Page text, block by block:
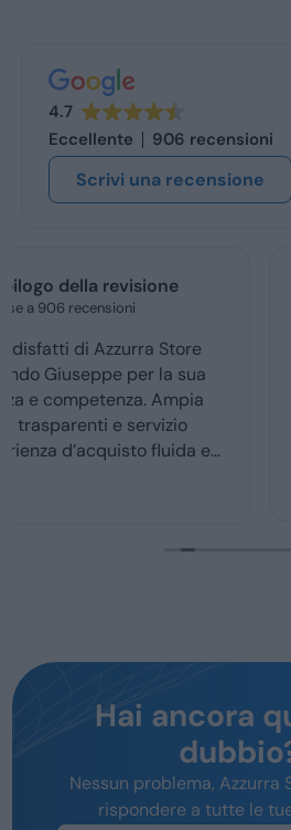
4.7
Eccellente
906 recensioni
Scrivi una recensione
Ugo Brescia
1 giorno fa
Ottima esperienza con la vs
Giuseppe mi ha coccolato dal
ritiro a quello della consegna
Hai ancora
Nessun problema, Azzurra
rispondere a tutte le